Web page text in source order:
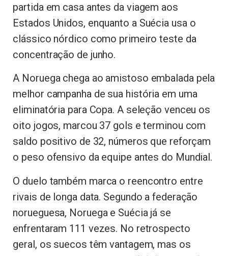
partida em casa antes da viagem aos
Estados Unidos, enquanto a Suécia usa o
clássico nórdico como primeiro teste da
concentração de junho.
A Noruega chega ao amistoso embalada pela
melhor campanha de sua história em uma
eliminatória para Copa. A seleção venceu os
oito jogos, marcou 37 gols e terminou com
saldo positivo de 32, números que reforçam
o peso ofensivo da equipe antes do Mundial.
O duelo também marca o reencontro entre
rivais de longa data. Segundo a federação
norueguesa, Noruega e Suécia já se
enfrentaram 111 vezes. No retrospecto
geral, os suecos têm vantagem, mas os